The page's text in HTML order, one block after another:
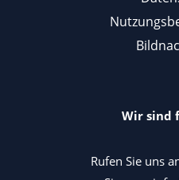
Wir sind
Rufen Sie uns